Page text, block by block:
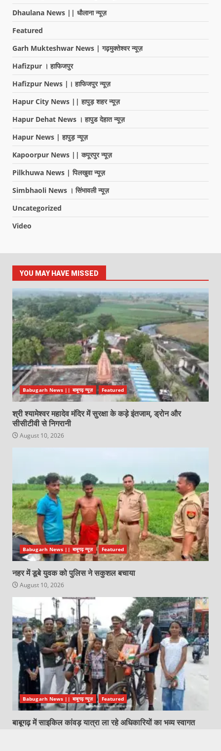
Dhaulana News || धौलाना न्यूज़
Featured
Garh Mukteshwar News | गढ़मुक्तेश्वर न्यूज़
Hafizpur । हाफिजपुर
Hafizpur News |। हाफिजपुर न्यूज़
Hapur City News || हापुड़ शहर न्यूज़
Hapur Dehat News । हापुड देहात न्यूज़
Hapur News | हापुड़ न्यूज़
Kapoorpur News || कपूरपुर न्यूज़
Pilkhuwa News | पिलखुवा न्यूज़
Simbhaoli News । सिंभावली न्यूज़
Uncategorized
Video
YOU MAY HAVE MISSED
Babugarh News || बाबूगढ़ न्यूज़ Featured
श्री श्यामेश्वर महादेव मंदिर में सुरक्षा के कड़े इंतजाम, ड्रोन और
सीसीटीवी से निगरानी
August 10, 2026
Babugarh News || बाबूगढ़ न्यूज़ Featured
नहर में डूबे युवक को पुलिस ने सकुशल बचाया
August 10, 2026
Babugarh News || बाबूगढ़ न्यूज़ Featured
बाबूगढ़ में साइकिल कांवड़ यात्रा ला रहे अधिकारियों का भव्य स्वागत